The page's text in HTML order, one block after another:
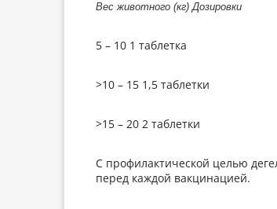
Вес животного (кг) Дозировки
5 – 10 1 таблетка
>10 – 15 1,5 таблетки
>15 – 20 2 таблетки
С профилактической целью
перед каждой вакцинацией.